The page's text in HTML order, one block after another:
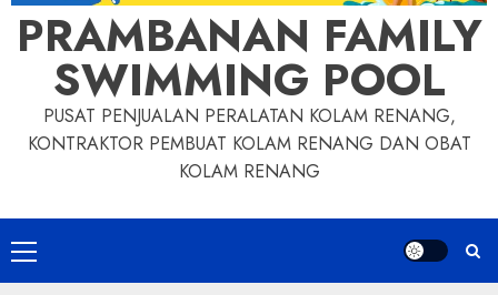
PRAMBANAN FAMILY
SWIMMING POOL
PUSAT PENJUALAN PERALATAN KOLAM RENANG,
KONTRAKTOR PEMBUAT KOLAM RENANG DAN OBAT
KOLAM RENANG
Primary
Menu